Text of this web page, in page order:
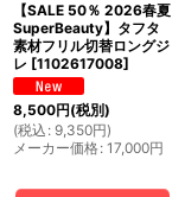
【SALE 50％ 2026春夏
SuperBeauty】タフタ
素材フリル切替ロングジ
レ [1102617008]
8,500円(税別)
(税込 : 9,350円)
メーカー価格: 17,000円